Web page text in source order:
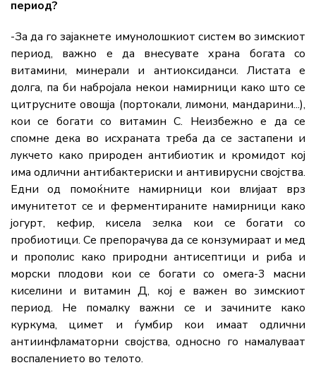
период?
-За да го зајакнете имунолошкиот систем во зимскиот
период, важно е да внесувате храна богата со
витамини, минерали и антиоксиданси. Листата е
долга, па би набројала некои намирници како што се
цитрусните овошја (портокали, лимони, мандарини...),
кои се богати со витамин C. Неизбежно е да се
спомне дека во исхраната треба да се застапени и
лукчето како природен антибиотик и кромидот кој
има одлични антибактериски и антивирусни својства.
Едни од помоќните намирници кои влијаат врз
имунитетот се и ферментираните намирници како
јогурт, кефир, кисела зелка кои се богати со
пробиотици. Се препорачува да се конзумираат и мед
и прополис како природни антисептици и риба и
морски плодови кои се богати со омега-3 масни
киселини и витамин Д, кој е важен во зимскиот
период. Не помалку важни се и зачините како
куркума, цимет и ѓумбир кои имаат одлични
антиинфламаторни својства, односно го намалуваат
воспалението во телото.